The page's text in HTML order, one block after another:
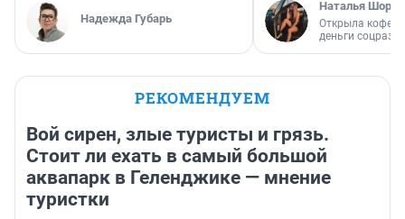
Надежда Губарь
Наталья
Открыла
деньги
РЕКОМЕНДУЕМ
Вой сирен, злые туристы и грязь.
Стоит ли ехать в самый большой
аквапарк в Геленджике — мнение
туристки